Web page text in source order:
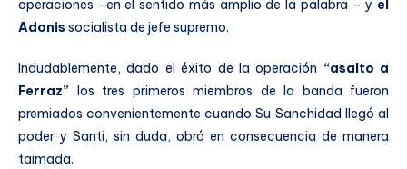
operaciones -en el sentido más amplio de la palabra – y el
Adonis socialista de jefe supremo.
Indudablemente, dado el éxito de la operación “asalto a
Ferraz” los tres primeros miembros de la banda fueron
premiados convenientemente cuando Su Sanchidad llegó al
poder y Santi, sin duda, obró en consecuencia de manera
taimada.